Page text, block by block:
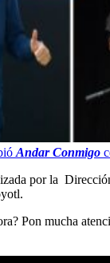
Andar Conmigo
por la
Pon mucha